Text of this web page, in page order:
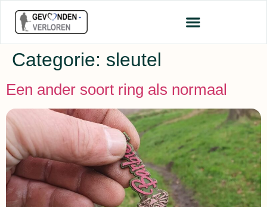
Categorie: sleutel
Een ander soort ring als normaal